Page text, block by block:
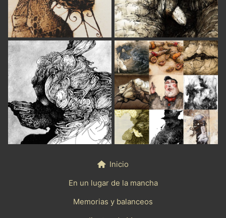
Inicio
En un lugar de la mancha
Memorias y balanceos